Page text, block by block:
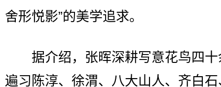
舍形悦影”的美学追求。
据介绍，张晖深耕写意花鸟四十
遍习陈淳、徐渭、八大山人、齐白